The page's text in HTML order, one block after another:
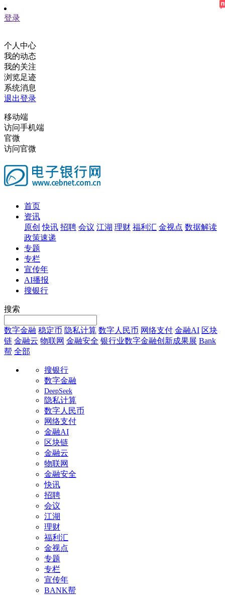
登录
个人中心
我的动态
我的关注
浏览足迹
系统消息
退出登录
移动端
访问手机端
官微
访问官微
首页
资讯
原创 快讯 招聘 会议 江湖 理财 福利汇 金视点 数据解读
政策速递
专题
专栏
宣传年
AI播报
搜银行
搜索
数字金融 稳定币 隐私计算 数字人民币 网络支付 金融AI 区块
链 金融云 物联网 金融安全 银行业数字金融创新成果展 Bank
帮 全部
搜银行
数字金融
DeepSeek
隐私计算
数字人民币
网络支付
金融AI
区块链
金融云
物联网
金融安全
快讯
招聘
会议
江湖
理财
福利汇
金视点
专题
专栏
宣传年
BANK帮